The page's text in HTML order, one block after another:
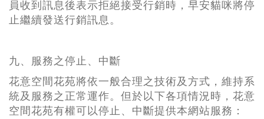
員收到訊息後表示拒絕接受行銷時，早安貓咪將停
止繼續發送行銷訊息。
九、服務之停止、中斷
花意空間花苑將依一般合理之技術及方式，維持系
統及服務之正常運作。但於以下各項情況時，花意
空間花苑有權可以停止、中斷提供本網站服務：